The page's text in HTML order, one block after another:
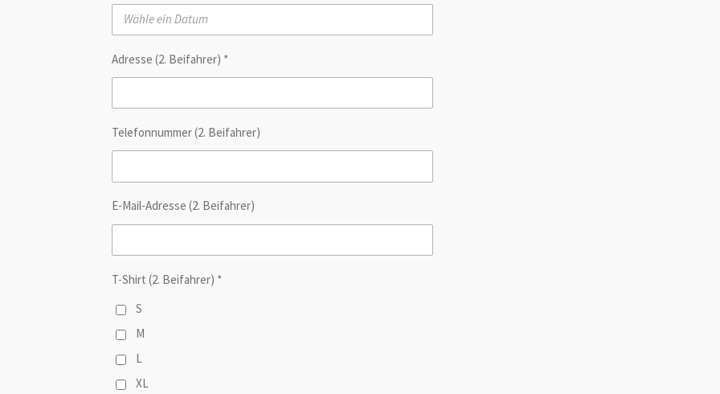
Adresse (2. Beifahrer) *
Telefonnummer (2. Beifahrer)
E-Mail-Adresse (2. Beifahrer)
T-Shirt (2. Beifahrer) *
S
M
L
XL